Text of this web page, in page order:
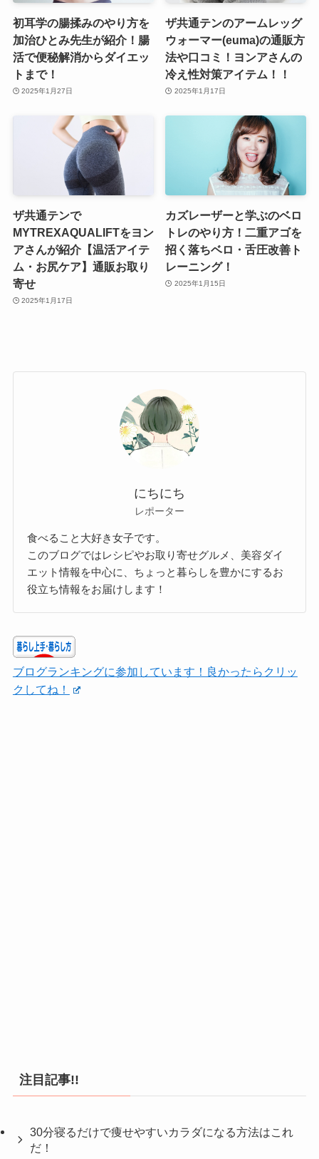
初耳学の腸揉みのやり方を
加治ひとみ先生が紹介！腸
活で便秘解消からダイエッ
トまで！
2025年1月27日
ザ共通テンのアームレッグ
ウォーマー(euma)の通販方
法や口コミ！ヨンアさんの
冷え性対策アイテム！！
2025年1月17日
ザ共通テンで
MYTREXAQUALIFTをヨン
アさんが紹介【温活アイテ
ム・お尻ケア】通販お取り
寄せ
2025年1月17日
カズレーザーと学ぶのベロ
トレのやり方！二重アゴを
招く落ちベロ・舌圧改善ト
レーニング！
2025年1月15日
にちにち
レポーター
食べること大好き女子です。
このブログではレシピやお取り寄せグルメ、美容ダイ
エット情報を中心に、ちょっと暮らしを豊かにするお
役立ち情報をお届けします！
ブログランキングに参加しています！良かったらクリッ
クしてね！
注目記事!!
30分寝るだけで痩せやすいカラダになる方法はこれ
だ！